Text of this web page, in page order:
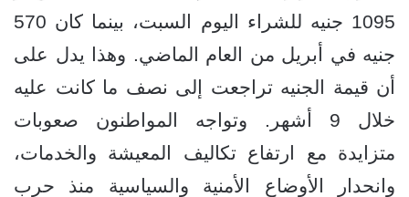
1095 جنيه للشراء اليوم السبت، بينما كان 570
جنيه في أبريل من العام الماضي. وهذا يدل على
أن قيمة الجنيه تراجعت إلى نصف ما كانت عليه
خلال 9 أشهر. وتواجه المواطنون صعوبات
متزايدة مع ارتفاع تكاليف المعيشة والخدمات،
وانحدار الأوضاع الأمنية والسياسية منذ حرب